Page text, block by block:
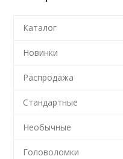
Каталог
Новинки
Распродажа
Стандартные
Необычные
Головоломки